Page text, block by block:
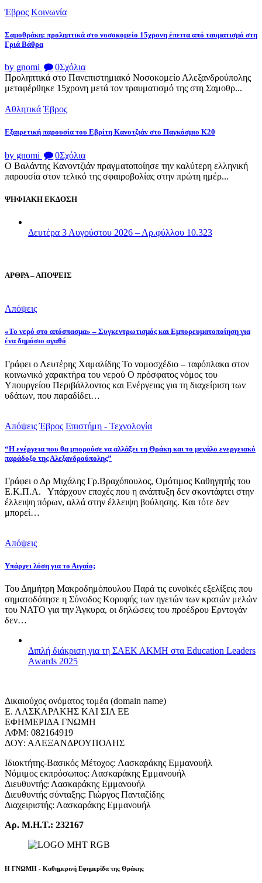
Έβρος Κοινωνία
Σαμοθράκη: προληπτικά στο νοσοκομείο 15χρονη έπειτα από ταυματισμό στη
Γριά Βάθρα
by gnomi 0Σχόλια
Προληπτικά στο Πανεπιστημιακό Νοσοκομείο Αλεξανδρούπολης
μεταφέρθηκε 15χρονη μετά τον τραυματισμό της στη Σαμοθρ...
Αθλητικά Έβρος
Εξαιρετική παρουσία του Εβρίτη Κανοτζιάν στο Παγκόσμιο Κ20
by gnomi 0Σχόλια
Ο Βαλάντης Κανοντζιάν πραγματοποίησε την καλύτερη ελληνική
παρουσία στον τελικό της σφαιροβολίας στην πρώτη ημέρ...
ΨΗΦΙΑΚΗ ΕΚΔΟΣΗ
Δευτέρα 3 Αυγούστου 2026 – Αρ.φύλλου 10.323
ΑΡΘΡΑ – ΑΠΟΨΕΙΣ
Απόψεις
«Το νερό στο απόσπασμα» – Συγκεντρωτισμός και Εμπορευματοποίηση για
ένα δημόσιο αγαθό
Γράφει ο Λευτέρης Χαμαλίδης Το νομοσχέδιο – ταφόπλακα στον
κοινωνικό χαρακτήρα του νερού Ο πρόσφατος νόμος του
Υπουργείου Περιβάλλοντος και Ενέργειας για τη διαχείριση των
υδάτων, που παραδίδει…
Απόψεις Έβρος Επιστήμη - Τεχνολογία
“Η ενέργεια που θα μπορούσε να αλλάξει τη Θράκη και το μεγάλο ενεργειακό
παράδοξο της Αλεξανδρούπολης”
Γράφει ο Δρ Μιχάλης Γρ.Βραχόπουλος, Ομότιμος Καθηγητής του
Ε.Κ.Π.Α. Υπάρχουν εποχές που η ανάπτυξη δεν σκοντάφτει στην
έλλειψη πόρων, αλλά στην έλλειψη βούλησης. Και τότε δεν
μπορεί…
Απόψεις
Υπάρχει λύση για το Αιγαίο;
Του Δημήτρη Μακροδημόπουλου Παρά τις ευνοϊκές εξελίξεις που
σηματοδότησε η Σύνοδος Κορυφής των ηγετών των κρατών μελών
του ΝΑΤΟ για την Άγκυρα, οι δηλώσεις του προέδρου Ερντογάν
δεν…
Διπλή διάκριση για τη ΣΑΕΚ ΑΚΜΗ στα Education Leaders
Awards 2025
Δικαιούχος ονόματος τομέα (domain name)
Ε. ΛΑΣΚΑΡΑΚΗΣ ΚΑΙ ΣΙΑ ΕΕ
ΕΦΗΜΕΡΙΔΑ ΓΝΩΜΗ
ΑΦΜ: 082164919
ΔΟΥ: ΑΛΕΞΑΝΔΡΟΥΠΟΛΗΣ
Ιδιοκτήτης-Βασικός Μέτοχος: Λασκαράκης Εμμανουήλ
Νόμιμος εκπρόσωπος: Λασκαράκης Εμμανουήλ
Διευθυντής: Λασκαράκης Εμμανουήλ
Διευθυντής σύνταξης: Γιώργος Πανταζίδης
Διαχειριστής: Λασκαράκης Εμμανουήλ
Αρ. Μ.Η.Τ.: 232167
Η ΓΝΩΜΗ - Καθημερινή Εφημερίδα της Θράκης